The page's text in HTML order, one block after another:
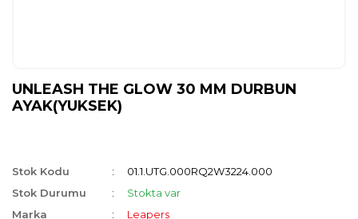
UNLEASH THE GLOW 30 MM DURBUN
AYAK(YUKSEK)
Stok Kodu
01.1.UTG.000RQ2W3224.000
Stok Durumu
Stokta var
Marka
Leapers